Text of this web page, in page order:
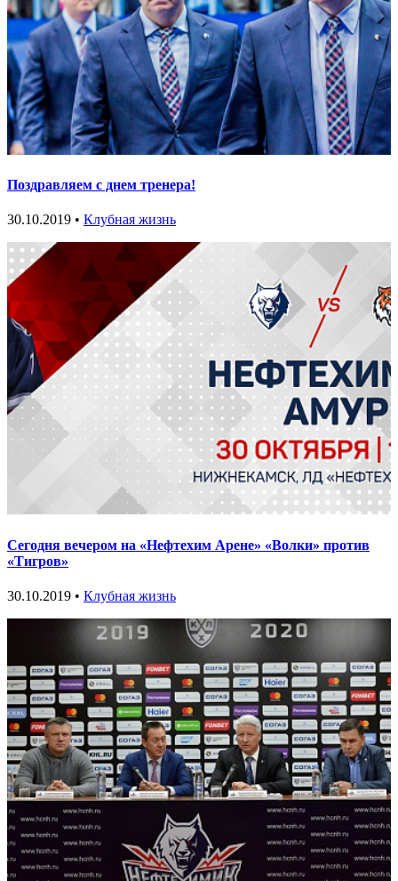
Поздравляем с днем тренера!
30.10.2019 • Клубная жизнь
Сегодня вечером на «Нефтехим Арене» «Волки» против
«Тигров»
30.10.2019 • Клубная жизнь